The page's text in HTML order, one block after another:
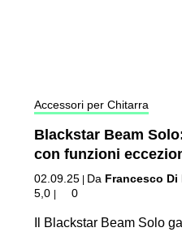
Accessori per Chitarra
Blackstar Beam
con funzioni
02.09.25 Da Francesco Di
5,0
0
Il Blackstar Beam Solo